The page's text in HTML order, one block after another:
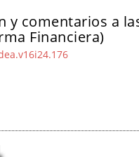
y comentarios a
Financiera)